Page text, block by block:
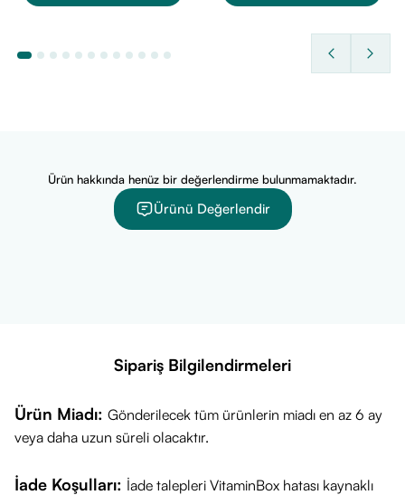
Ürün hakkında henüz bir değerlendirme bulunmamaktadır.
Ürünü Değerlendir
Sipariş Bilgilendirmeleri
Ürün Miadı: Gönderilecek tüm ürünlerin miadı en az 6 ay
veya daha uzun süreli olacaktır.
İade Koşulları: İade talepleri VitaminBox hatası kaynaklı